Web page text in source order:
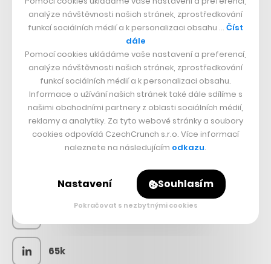
SLEDUJTE NÁS
73k
65k
analýze návštěvnosti našich stránek, zprostředkování
funkcí sociálních médií a k personalizaci obsahu … Číst
dále
Pomocí cookies ukládáme vaše nastavení a preferencí,
analýze návštěvnosti našich stránek, zprostředkování
funkcí sociálních médií a k personalizaci obsahu.
Informace o užívání našich stránek také dále sdílíme s
našimi obchodními partnery z oblasti sociálních médií,
reklamy a analytiky. Za tyto webové stránky a soubory
cookies odpovídá CzechCrunch s.r.o. Více informací
naleznete na následujícím odkazu.
Nastavení Souhlasím
Pokračovat s nezbytnými cookies